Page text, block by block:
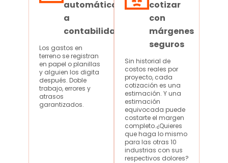
automática
a
contabilidad
Los gastos en
terreno se registran
en papel o planillas
y alguien los digita
después. Doble
trabajo, errores y
atrasos
garantizados.
cotizar
con
márgenes
seguros
Sin historial de
costos reales por
proyecto, cada
cotización es una
estimación. Y una
estimación
equivocada puede
costarte el margen
completo.¿Quieres
que haga lo mismo
para las otras 10
industrias con sus
respectivos dolores?